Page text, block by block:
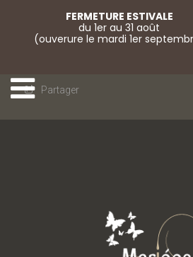
Partager
FERMETURE ESTIVALE
du 1er au 31 août
(ouverure le mardi 1er